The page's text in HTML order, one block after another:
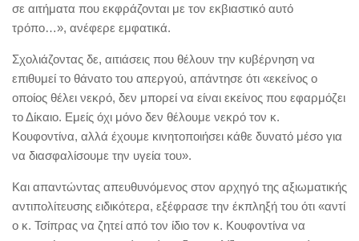
σε αιτήματα που εκφράζονται με τον εκβιαστικό αυτό
τρόπο…», ανέφερε εμφατικά.
Σχολιάζοντας δε, αιτιάσεις που θέλουν την κυβέρνηση να
επιθυμεί το θάνατο του απεργού, απάντησε ότι «εκείνος ο
οποίος θέλει νεκρό, δεν μπορεί να είναι εκείνος που εφαρμόζει
το Δίκαιο. Εμείς όχι μόνο δεν θέλουμε νεκρό τον κ.
Κουφοντίνα, αλλά έχουμε κινητοποιήσει κάθε δυνατό μέσο για
να διασφαλίσουμε την υγεία του».
Και απαντώντας απευθυνόμενος στον αρχηγό της αξιωματικής
αντιπολίτευσης ειδικότερα, εξέφρασε την έκπληξή του ότι «αντί
ο κ. Τσίπρας να ζητεί από τον ίδιο τον κ. Κουφοντίνα να